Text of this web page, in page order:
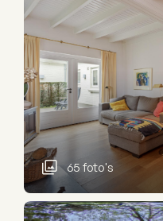
65 foto's